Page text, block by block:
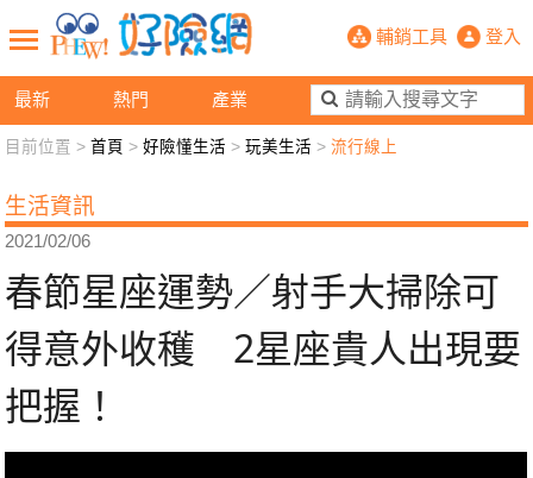
最新 熱門 產業
春節星座運勢／射手大掃除可得
輔銷工具 登入
新聞觀點 業務交流 好險懂生活
退休先準備 好險學堂 輔銷工具 活動專區
目前位置 >首頁 >好險懂生活 >玩美生活 >流行線上
生活資訊
2021/02/06
春節星座運勢／射手大掃除可
得意外收穫 2星座貴人出現要
把握！